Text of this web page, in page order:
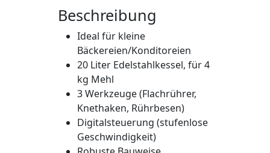
Beschreibung
Ideal für kleine
Bäckereien/Konditoreien
20 Liter Edelstahlkessel, für 4
kg Mehl
3 Werkzeuge (Flachrührer,
Knethaken, Rührbesen)
Digitalsteuerung (stufenlose
Geschwindigkeit)